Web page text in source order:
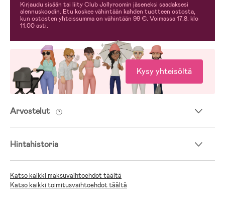
Kirjaudu sisään tai liity Club Jollyroomin jäseneksi saadaksesi
alennuskoodin. Etu koskee vähintään kahden tuotteen ostosta,
kun ostosten yhteissumma on vähintään 99 €. Voimassa 17.8. klo
11.00 asti.
Kysy yhteisöltä
Arvostelut
Hintahistoria
Katso kaikki maksuvaihtoehdot täältä
Katso kaikki toimitusvaihtoehdot täältä